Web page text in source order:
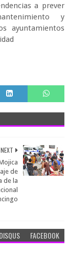
a prever
y
ayuntamientos
NEXT
de
de la
DISQUS FACEBOOK